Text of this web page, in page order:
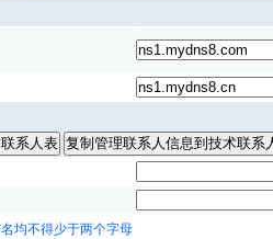
均不得少于两个字母